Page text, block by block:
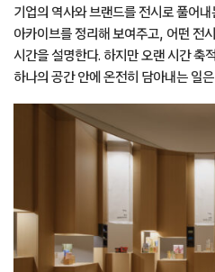
기업의 역사와 브랜드를 전시로 풀어
아카이브를 정리해 보여주고, 어떤 전
시간을 설명한다. 하지만 오랜 시간 축
하나의 공간 안에 온전히 담아내는 일